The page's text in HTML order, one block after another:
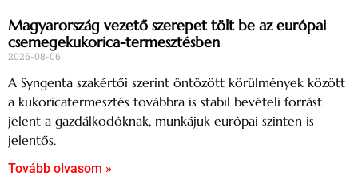
Magyarország vezető szerepet tölt be az európai
csemegekukorica-termesztésben
2026-08-06
A Syngenta szakértői szerint öntözött körülmények között
a kukoricatermesztés továbbra is stabil bevételi forrást
jelent a gazdálkodóknak, munkájuk európai szinten is
jelentős.
Tovább olvasom »